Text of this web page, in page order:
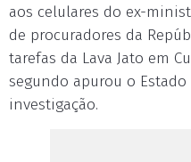
aos celulares do ex-
de procuradores da
tarefas da Lava Jato em
segundo apurou o
investigação.